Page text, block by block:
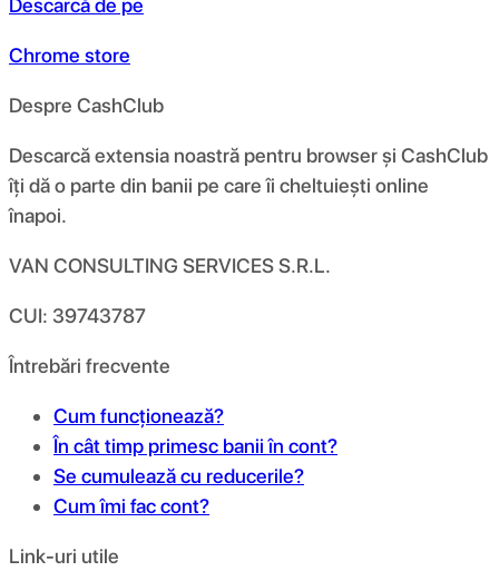
Descarcă de pe
Chrome store
Despre CashClub
Descarcă extensia noastră pentru browser și CashClub
îți dă o parte din banii pe care îi cheltuiești online
înapoi.
VAN CONSULTING SERVICES S.R.L.
CUI: 39743787
Întrebări frecvente
Cum funcționează?
În cât timp primesc banii în cont?
Se cumulează cu reducerile?
Cum îmi fac cont?
Link-uri utile